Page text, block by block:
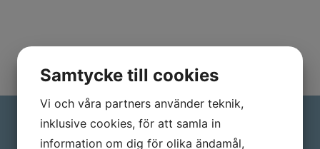
Kontakta oss
Samtycke till cookies
Vi och våra partners använder teknik,
inklusive cookies, för att samla in
information om dig för olika ändamål,